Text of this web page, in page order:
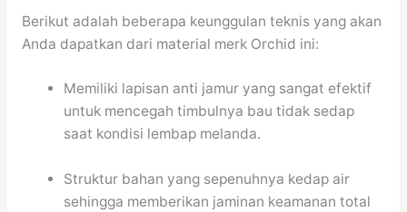
Berikut adalah beberapa keunggulan teknis yang akan
Anda dapatkan dari material merk Orchid ini:
Memiliki lapisan anti jamur yang sangat efektif
untuk mencegah timbulnya bau tidak sedap
saat kondisi lembap melanda.
Struktur bahan yang sepenuhnya kedap air
sehingga memberikan jaminan keamanan total